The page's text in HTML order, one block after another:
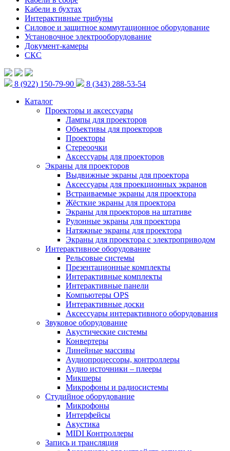
Кабели в бухтах
Интерактивные трибуны
Силовое и защитное коммутационное оборудование
Установочное электрооборудование
Документ-камеры
СКС
8 (922) 150-79-90
8 (343) 288-53-54
Каталог
Проекторы и аксессуары
Лампы для проекторов
Объективы для проекторов
Проекторы
Стереоочки
Аксессуары для проекторов
Экраны для проекторов
Выдвижные экраны для проектора
Аксессуары для проекционных экранов
Встраиваемые экраны для проектора
Жёсткие экраны для проектора
Экраны для проекторов на штативе
Рулонные экраны для проектора
Натяжные экраны для проектора
Экраны для проектора с электроприводом
Интерактивное оборудование
Рельсовые системы
Презентационные комплекты
Интерактивные комплекты
Интерактивные панели
Компьютеры OPS
Интерактивные доски
Аксессуары интерактивного оборудования
Звуковое оборудование
Акустические системы
Конвертеры
Линейные массивы
Аудиопроцессоры, контроллеры
Аудио источники – плееры
Микшеры
Микрофоны и радиосистемы
Студийное оборудование
Микрофоны
Интерфейсы
Акустика
MIDI Контроллеры
Запись и трансляция